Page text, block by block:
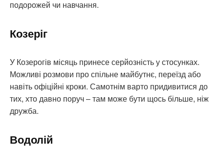
подорожей чи навчання.
Козеріг
У Козерогів місяць принесе серйозність у стосунках.
Можливі розмови про спільне майбутнє, переїзд або
навіть офіційні кроки. Самотнім варто придивитися до
тих, хто давно поруч – там може бути щось більше, ніж
дружба.
Водолій